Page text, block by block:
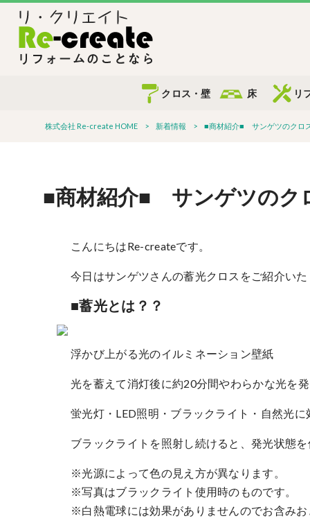
クロス・壁 床 リ
株式会社 Re-create HOME > 新着情報 > ■商材紹介■ サンゲツのクロ
■商材紹介■ サンゲツのク
こんにちはRe-createです。
今日はサンゲツさんの蓄光クロスをご紹介い
■蓄光とは？？
浮かび上がる光のイルミネーション壁紙
光を蓄えて消灯後に約20分間やわらかな光を
蛍光灯・LED照明・ブラックライト・自然光
ブラックライトを照射し続けると、発光状態
※光源によって色の見え方が異なります。
※写真はブラックライト使用時のものです。
※白熱電球には効果がありませんのでお含み